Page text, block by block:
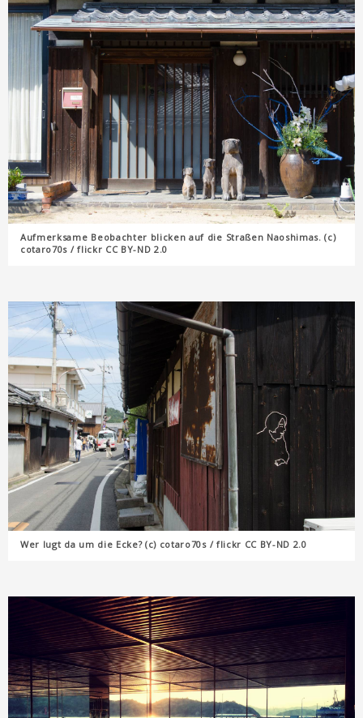
Aufmerksame Beobachter blicken auf die Straßen Naoshimas. (c)
cotaro70s / flickr CC BY-ND 2.0
Wer lugt da um die Ecke? (c) cotaro70s / flickr CC BY-ND 2.0